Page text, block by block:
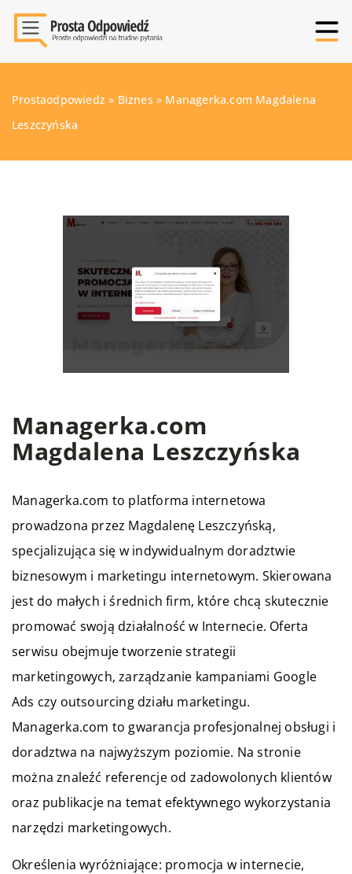
Prostaodpowiedz » Biznes » Managerka.com Magdalena
Leszczyńska
Managerka.com
Magdalena Leszczyńska
Managerka.com to platforma internetowa
prowadzona przez Magdalenę Leszczyńską,
specjalizująca się w indywidualnym doradztwie
biznesowym i marketingu internetowym. Skierowana
jest do małych i średnich firm, które chcą skutecznie
promować swoją działalność w Internecie. Oferta
serwisu obejmuje tworzenie strategii
marketingowych, zarządzanie kampaniami Google
Ads czy outsourcing działu marketingu.
Managerka.com to gwarancja profesjonalnej obsługi i
doradztwa na najwyższym poziomie. Na stronie
można znaleźć referencje od zadowolonych klientów
oraz publikacje na temat efektywnego wykorzystania
narzędzi marketingowych.
Określenia wyróżniające: promocja w internecie,